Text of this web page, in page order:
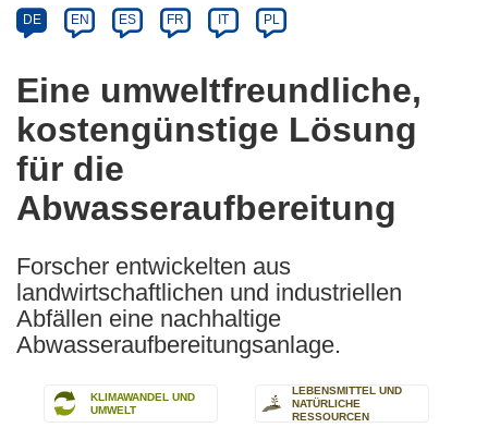
Article
available
the
following
languages:
DE EN ES FR IT PL
Eine umweltfreundliche,
kostengünstige Lösung
für die
Abwasseraufbereitung
Forscher entwickelten aus
landwirtschaftlichen und industriellen
Abfällen eine nachhaltige
Abwasseraufbereitungsanlage.
KLIMAWANDEL UND
UMWELT
LEBENSMITTEL UND
NATÜRLICHE
RESSOURCEN